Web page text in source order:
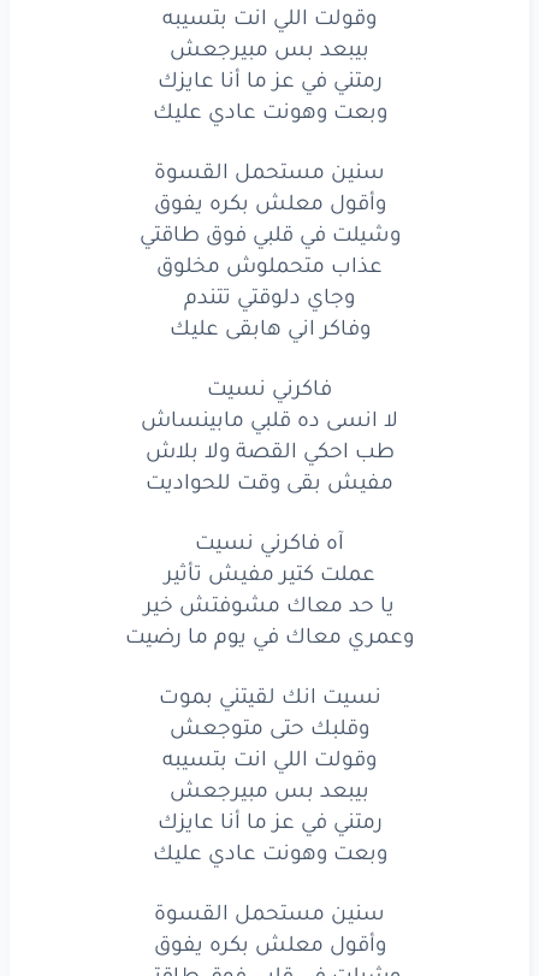
وبعتوهونتعاديعليك
سنينمستحملالقسوة
وأقول
معلش بكره
وشيلتفي قلبي فوقطاقتي
عذابمتحملوش مخلوق
وجايدلوقتيتتندم
وفاكراني هابقىعليك
فاكرني نسيت
انسىده قلبي مابينساش
احكي القصة ولابلاش
بقىوقتللحواديت
آه فاكرنينسيت
عملت
مفيش
يا حدمعاكمشوفتش
وعمريمعاكفي يومما رضيت
نسيتانكلقيتنيبموت
وقلبك حتى
متوجعش
وقولت اللي انتبتسيبه
وقولت اللي انت بتسيبه
بيبعد بس مبيرجعش
رمتني في عز ما أنا عايزك
وبعت وهونت عادي عليك
سنين مستحمل القسوة
وأقول معلش بكره يفوق
وشيلت في قلبي فوق طاقتي
عذاب متحملوش مخلوق
وجاي دلوقتي تتندم
وفاكر اني هابقى عليك
فاكرني نسيت
لا انسى ده قلبي مابينساش
طب احكي القصة ولا بلاش
مفيش بقى وقت للحواديت
آه فاكرني نسيت
عملت كتير مفيش تأثير
يا حد معاك مشوفتش خير
وعمري معاك في يوم ما رضيت
نسيت انك لقيتني بموت
وقلبك حتى متوجعش
وقولت اللي انت بتسيبه
بيبعد بس مبيرجعش
رمتني في عز ما أنا عايزك
وبعت وهونت عادي عليك
سنين مستحمل القسوة
وأقول معلش بكره يفوق